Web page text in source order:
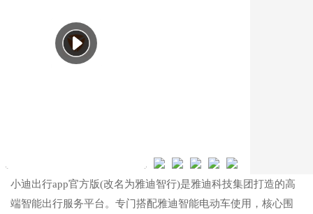
小迪出行app官方版(改名为雅迪智行)是雅迪科技集团打造的高
端智能出行服务平台。专门搭配雅迪智能电动车使用，核心围